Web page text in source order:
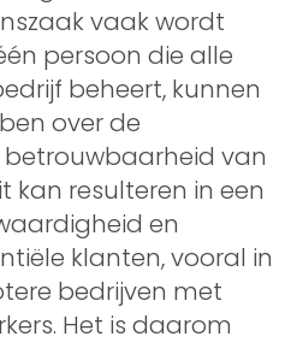
vaak wordt
persoon die alle
beheert, kunnen
over de
van
kan resulteren in een
en
klanten, vooral in
bedrijven met
Het is daarom